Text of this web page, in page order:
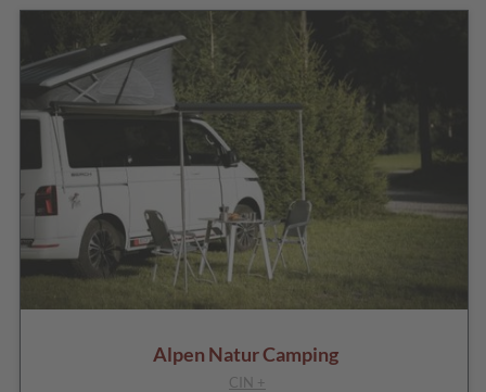
Alpen Natur Camping
CIN +